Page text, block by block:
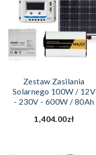
Zestaw Zasilania
Solarnego 100W / 12V
- 230V - 600W / 80Ah
1,404.00zł